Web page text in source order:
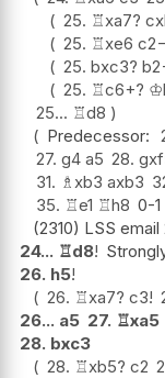
25. ♖xa7?
25. ♖xe6 c2
25. bxc3? b2
25. ♖c6+? ♔
25... ♖d8
Predecessor:
27. g4 a5 28.
31. ♗ xb3 axb3
35. ♖e1 ♖h8 0-
(2310) LSS email
24... ♖d8!
26. h5!
26. ♖xa7? c3!
26... a5 27. ♖xa5
28. bxc3
28. ♖xb5? c2